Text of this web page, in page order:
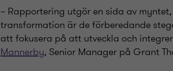
– Rapportering utgör en sida av
transformation är de förberedande
att fokusera på att utveckla och
Mannerby, Senior Manager på Grant